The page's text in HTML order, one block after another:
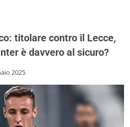
titolare contro il Lecce,
è davvero al sicuro?
2025